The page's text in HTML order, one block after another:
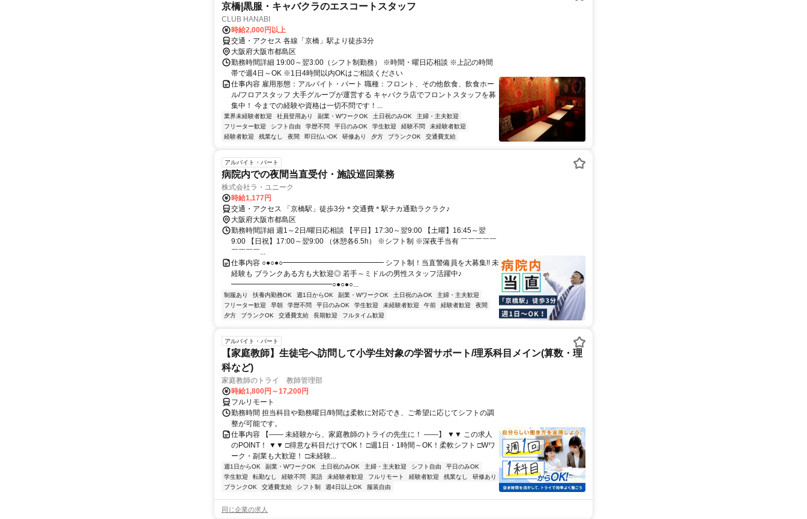
京橋|黒服・キャバクラのエスコートスタッフ
CLUB HANABI
時給2,000円以上
交通・アクセス 各線「京橋」駅より徒歩3分
大阪府大阪市都島区
勤務時間詳細 19:00～翌3:00（シフト制勤務） ※時間・曜日応相談 ※上記の時間
帯で週4日～OK ※1日4時間以内OKはご相談ください
仕事内容 雇用形態：アルバイト・パート 職種：フロント、その他飲食、飲食ホー
ル/フロアスタッフ 大手グループが運営する キャバクラ店でフロントスタッフを募
集中！ 今までの経験や資格は一切不問です！...
業界未経験者歓迎 社員登用あり 副業・WワークOK 土日祝のみOK
主婦・主夫歓迎
フリーター歓迎
シフト自由 学歴不問 平日のみOK 学生歓迎 経験不問
未経験者歓迎
経験者歓迎
残業なし 夜間 即日払いOK 研修あり 夕方 ブランクOK 交通費支給
アルバイト・パート
病院内での夜間当直受付・施設巡回業務
株式会社ラ・ユニーク
時給1,177円
交通・アクセス 「京橋駅」徒歩3分＊交通費＊駅チカ通勤ラクラク♪
大阪府大阪市都島区
勤務時間詳細 週1～2日/曜日応相談 【平日】17:30～翌9:00 【土曜】16:45～翌
9:00 【日祝】17:00～翌9:00 （休憩各6.5h） ※シフト制 ※深夜手当有 ￣￣￣￣￣
￣￣￣￣...
仕事内容 ○●○●○━━━━━━━━━━━━━━ シフト制！当直警備員を大募集!! 未
経験も ブランクある方も大歓迎◎ 若手～ミドルの男性スタッフ活躍中♪
━━━━━━━━━━━━━━○●○●○...
制服あり 扶養内勤務OK 週1日からOK 副業・WワークOK 土日祝のみOK
主婦・主夫歓迎
フリーター歓迎
早朝 学歴不問 平日のみOK 学生歓迎 未経験者歓迎 午前 経験者歓迎
夜間
夕方
ブランクOK 交通費支給 長期歓迎 フルタイム歓迎
アルバイト・パート
【家庭教師】生徒宅へ訪問して小学生対象の学習サポート/理系科目メイン(算数・理
科など)
家庭教師のトライ 教師管理部
時給1,800円～17,200円
フルリモート
勤務時間 担当科目や勤務曜日/時間は柔軟に対応でき、ご希望に応じてシフトの調
整が可能です。
仕事内容 【―― 未経験から、家庭教師のトライの先生に！ ――】 ▼▼ この求人
のPOINT！ ▼▼ □得意な科目だけでOK！ □週1日・1時間～OK！柔軟シフト □Wワ
ーク・副業も大歓迎！ □未経験...
週1日からOK 副業・WワークOK 土日祝のみOK 主婦・主夫歓迎 シフト自由
平日のみOK
学生歓迎
転勤なし 経験不問 英語 未経験者歓迎 フルリモート 経験者歓迎 残業なし
研修あり
ブランクOK
交通費支給 シフト制 週4日以上OK 服装自由
同じ企業の求人